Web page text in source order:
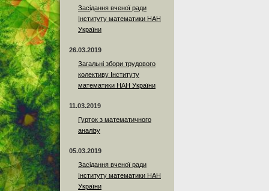
Засідання вченої ради
Інституту математики НАН
України
26.03.2019
Загальні збори трудового
колективу Інституту
математики НАН України
11.03.2019
Гурток з математичного
аналізу
05.03.2019
Засідання вченої ради
Інституту математики НАН
України